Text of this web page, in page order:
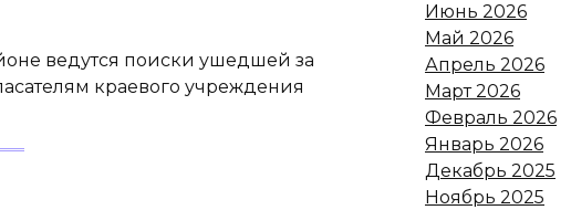
ведутся поиски ушедшей за
краевого учреждения
Июнь 2026
Май 2026
Апрель 2026
Март 2026
Февраль 2026
Январь 2026
Декабрь 2025
Ноябрь 2025